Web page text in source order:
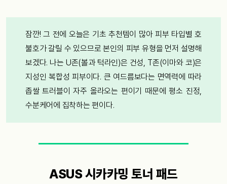
잠깐! 그 전에 오늘은 기초 추천템이 많아 피부 타입별 호
불호가 갈릴 수 있으므로 본인의 피부 유형을 먼저 설명해
보겠다. 나는 U존(볼과 턱라인)은 건성, T존(이마와 코)은
지성인 복합성 피부이다. 큰 여드름보다는 면역력에 따라
좁쌀 트러블이 자주 올라오는 편이기 때문에 평소 진정,
수분케어에 집착하는 편이다.
ASUS 시카카밍 토너 패드